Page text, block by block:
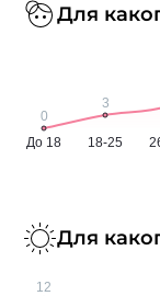
Для
Для